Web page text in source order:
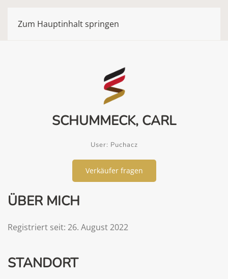
Zum Hauptinhalt springen
SCHUMMECK, CARL
User: Puchacz
Verkäufer fragen
ÜBER MICH
Registriert seit: 26. August 2022
STANDORT